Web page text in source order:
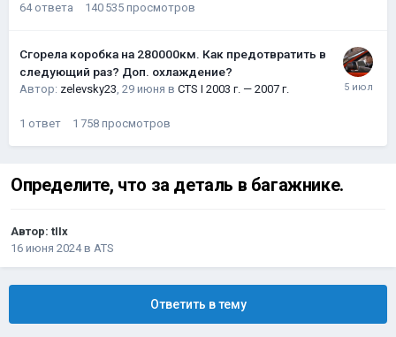
64 ответа 140 535 просмотров
Сгорела коробка на 280000км. Как предотвратить в
следующий раз? Доп. охлаждение?
Автор: zelevsky23, 29 июня в CTS I 2003 г. — 2007 г.
1 ответ 1 758 просмотров
Определите, что за деталь в багажнике.
Автор: tIIx
16 июня 2024в ATS
Ответить в тему